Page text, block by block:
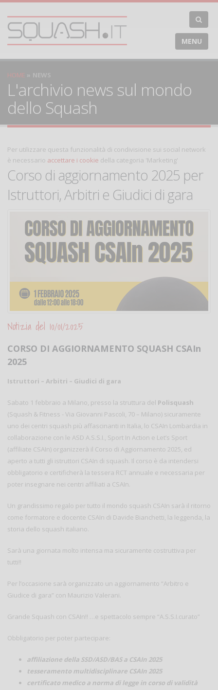
MENU
HOME NEWS
L'archivio news sul mondo
dello Squash
Per utilizzare questa funzionalità di condivisione sui social network
è necessario accettare i cookie della categoria 'Marketing'
Corso di aggiornamento 2025 per
Istruttori, Arbitri e Giudici di gara
Notizia del 10/01/2025
CORSO DI AGGIORNAMENTO SQUASH CSAIn
2025
Istruttori – Arbitri – Giudici di gara
Sabato 1 febbraio a Milano, presso la struttura del Polisquash
(Squash & Fitness - Via Giovanni Pascoli, 70 – Milano) sicuramente
uno dei centri squash più affascinanti in Italia, lo CSAIn Lombardia in
collaborazione con le ASD A.S.S.I., Sport In Action e Let’s Sport
(affiliate CSAIn) organizzerà il Corso di Aggiornamento 2025, ed
aperto a tutti gli istruttori CSAIn di squash. Il corso è da intendersi
obbligatorio e certificherà la tessera RCT annuale e necessaria per
poter insegnare nei centri affiliati a CSAIn.
Un grandissimo regalo per tutto il mondo squash CSAIn sarà il ritorno
come formatore e docente CSAIn di Davide Bianchetti, la leggenda, la
storia dello squash italiano.
Sarà una giornata molto intensa ma sicuramente costruttiva per
tutti!!
Per l’occasione sarà organizzato un aggiornamento “Arbitro e
Giudice di gara” con Maurizio Valerani.
Grande Squash con CSAIn!! …e spettacolo sempre “A.S.S.I.curato”
Obbligatorio per poter partecipare:
affiliazione della SSD/ASD/BAS a CSAIn 2025
tesseramento multidisciplinare CSAIn 2025
certificato medico a norma di legge in corso di validità